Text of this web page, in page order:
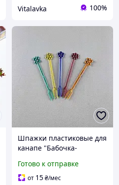
Vitalavka 100%
Шпажки пластиковые для
канапе "Бабочка-
(1 пачка)
Готово к отправке
от 15₴/мес